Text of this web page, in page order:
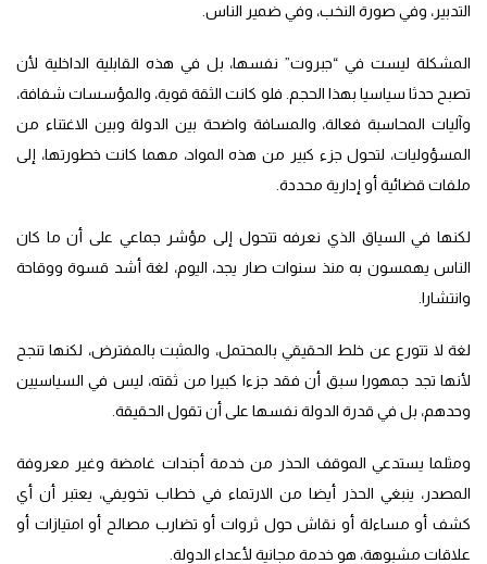
التدبير، وفي صورة النخب، وفي ضمير الناس.
المشكلة ليست في “جبروت” نفسها، بل في هذه القابلية الداخلية لأن
تصبح حدثا سياسيا بهذا الحجم. فلو كانت الثقة قوية، والمؤسسات شفافة،
وآليات المحاسبة فعالة، والمسافة واضحة بين الدولة وبين الاغتناء من
المسؤوليات، لتحول جزء كبير من هذه المواد، مهما كانت خطورتها، إلى
ملفات قضائية أو إدارية محددة.
لكنها في السياق الذي نعرفه تتحول إلى مؤشر جماعي على أن ما كان
الناس يهمسون به منذ سنوات صار يجد، اليوم، لغة أشد قسوة ووقاحة
وانتشارا.
لغة لا تتورع عن خلط الحقيقي بالمحتمل، والمثبت بالمفترض، لكنها تنجح
لأنها تجد جمهورا سبق أن فقد جزءا كبيرا من ثقته، ليس في السياسيين
وحدهم، بل في قدرة الدولة نفسها على أن تقول الحقيقة.
ومثلما يستدعي الموقف الحذر من خدمة أجندات غامضة وغير معروفة
المصدر، ينبغي الحذر أيضا من الارتماء في خطاب تخويفي، يعتبر أن أي
كشف أو مساءلة أو نقاش حول ثروات أو تضارب مصالح أو امتيازات أو
علاقات مشبوهة، هو خدمة مجانية لأعداء الدولة.